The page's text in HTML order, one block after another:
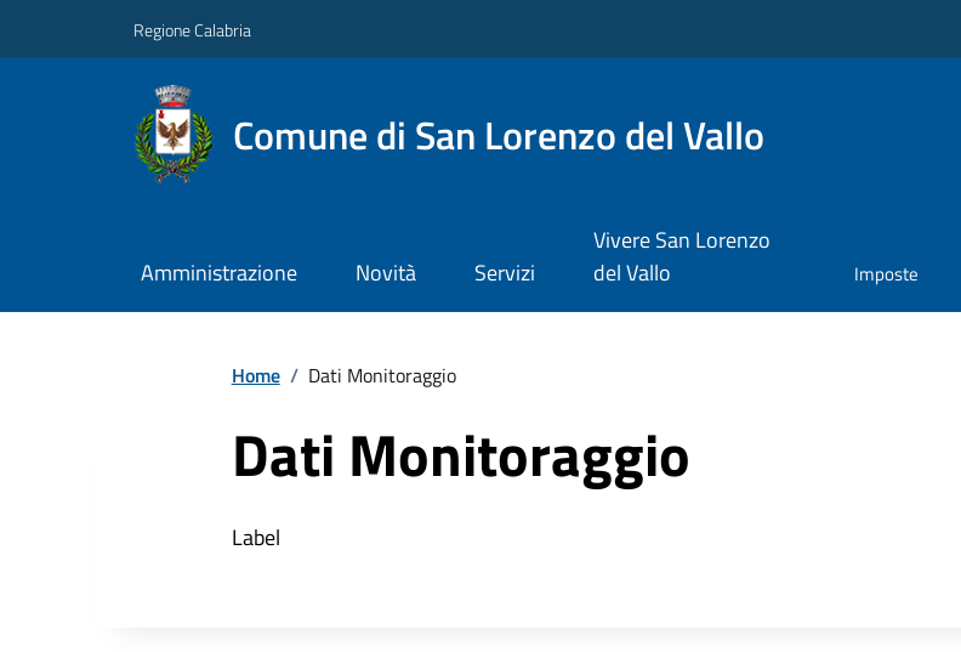
Regione Calabria
Comune di San Lorenzo del Vallo
Amministrazione Novità Servizi
Vivere San Lorenzo
del Vallo
Imposte
Home / Dati Monitoraggio
Dati Monitoraggio
Label